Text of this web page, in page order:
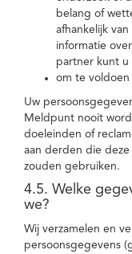
belang of
afhankelijk
informatie
partner kunt u
om te voldoen
Uw
Meldpunt nooit
doeleinden of
aan derden die
zouden gebruiken.
4.5. Welke
we?
Wij verzamelen en
persoonsgegevens